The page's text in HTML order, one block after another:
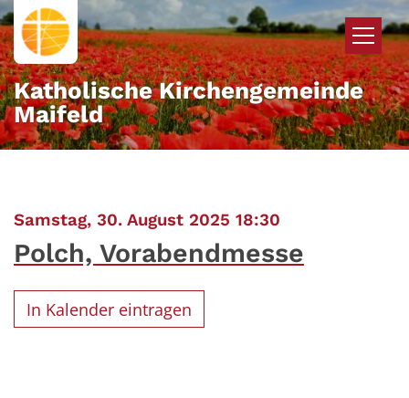
Zum Inhalt springen
Katholische Kirchengemeinde
Maifeld
Samstag, 30. August 2025 18:30
Polch, Vorabendmesse
In Kalender eintragen